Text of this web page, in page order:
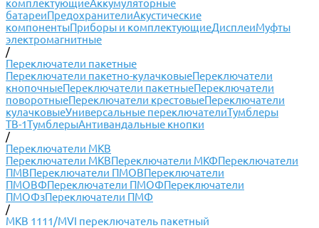
комплектующиеАккумуляторные
батареиПредохранителиАкустические
компонентыПриборы и комплектующиеДисплеиМуфты
электромагнитные
/
Переключатели пакетные
Переключатели пакетно-кулачковыеПереключатели
кнопочныеПереключатели пакетныеПереключатели
поворотныеПереключатели крестовыеПереключатели
кулачковыеУниверсальные переключателиТумблеры
ТВ-1ТумблерыАнтивандальные кнопки
/
Переключатели МКВ
Переключатели МКВПереключатели МКФПереключатели
ПМВПереключатели ПМОВПереключатели
ПМОВФПереключатели ПМОФПереключатели
ПМОФзПереключатели ПМФ
/
МКВ 1111/МVI переключатель пакетный